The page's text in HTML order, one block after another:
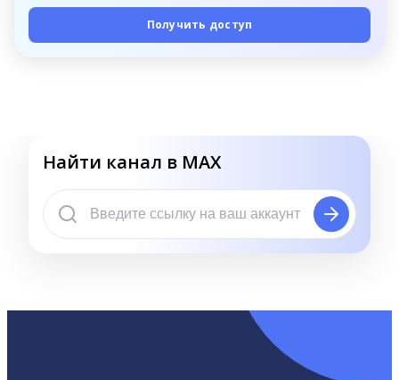
Получить доступ
Найти канал в MAX